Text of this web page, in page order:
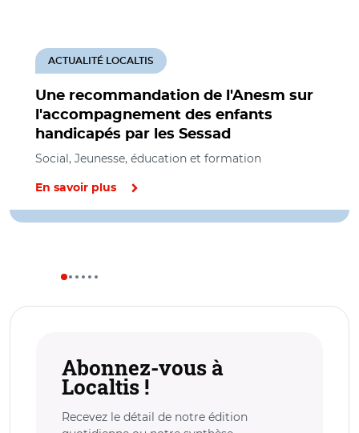
Une recommandation de l'Anesm sur
l'accompagnement des enfants
handicapés par les Sessad
ACTUALITÉ LOCALTIS
Social, Jeunesse, éducation et formation
En savoir plus
Abonnez-vous à
Localtis !
Recevez le détail de notre édition